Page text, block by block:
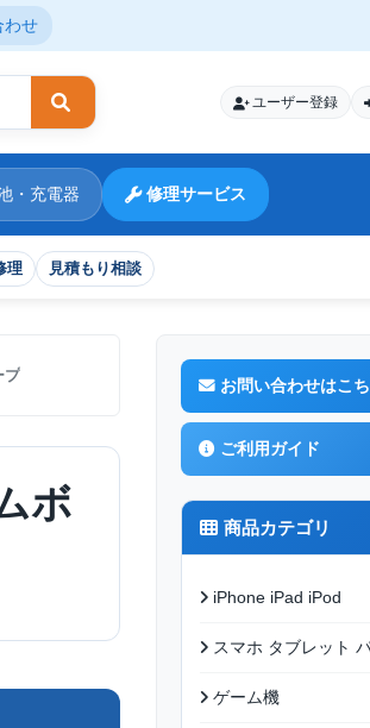
わせ
検索
理 見積もり相談
ユーザー登録
・充電器 修理サービス
プ
ボ
お問い合わせはこ
ご利用ガイド
商品カテゴリ
iPhone iPad iPod
スマホ タブレット
ゲーム機